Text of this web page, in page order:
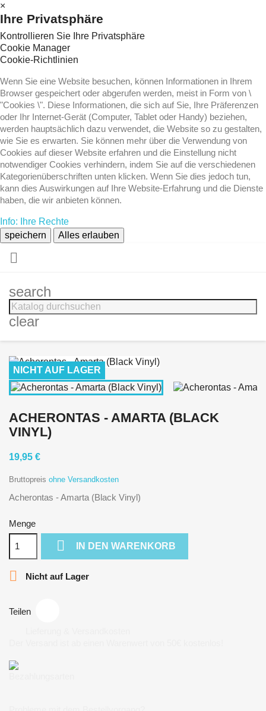
×
Ihre Privatsphäre
Kontrollieren Sie Ihre Privatsphäre
Cookie Manager
Cookie-Richtlinien
Wenn Sie eine Website besuchen, können Informationen in Ihrem
Browser gespeichert oder abgerufen werden, meist in Form von \
"Cookies \". Diese Informationen, die sich auf Sie, Ihre Präferenzen
oder Ihr Internet-Gerät (Computer, Tablet oder Handy) beziehen,
werden hauptsächlich dazu verwendet, die Website so zu gestalten,
wie Sie es erwarten. Sie können mehr über die Verwendung von
Cookies auf dieser Website erfahren und die Einstellung nicht
notwendiger Cookies verhindern, indem Sie auf die verschiedenen
Kategorienüberschriften unten klicken. Wenn Sie dies jedoch tun,
kann dies Auswirkungen auf Ihre Website-Erfahrung und die Dienste
haben, die wir anbieten können.
Info: Ihre Rechte
speichern
Alles erlauben

search
clear
NICHT AUF LAGER
ACHERONTAS - AMARTA (BLACK
VINYL)
19,95 €
Bruttopreis ohne Versandkosten
Acherontas - Amarta (Black Vinyl)
Menge
 IN DEN WARENKORB
 Nicht auf Lager
Teilen